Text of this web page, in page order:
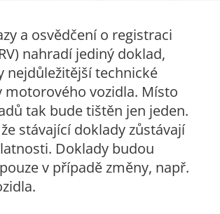
a osvědčení o registraci
nahradí jediný doklad,
nejdůležitější technické
motorového vozidla. Místo
tak bude tištěn jen jeden.
stávající doklady zůstávají
Doklady budou
v případě změny, např.